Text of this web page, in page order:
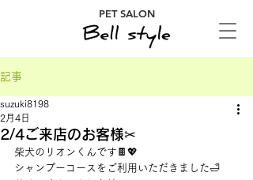
PET SALON
記事
2/4ご来店のお客様✂
suzuki8198
2月4日
柴犬のリオンくんです🍫💖
シャンプーコースをご利用いただきました🛁